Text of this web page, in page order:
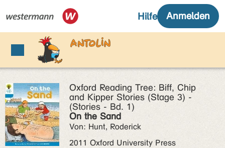
Oxford Reading Tree: Biff, Chip
and Kipper Stories (Stage 3) -
(Stories - Bd. 1)
On the Sand
Von: Hunt, Roderick
2011 Oxford University Press